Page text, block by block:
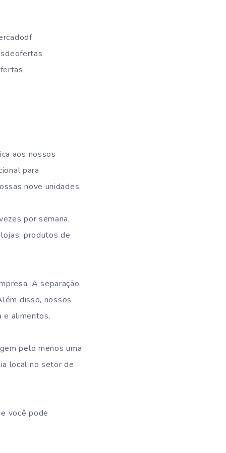
aos nossos
para
nove unidades.
por semana,
produtos de
A separação
disso, nossos
e alimentos.
pelo menos uma
local no setor de
você pode